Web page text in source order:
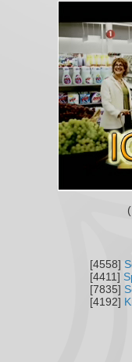
[4558]
[4411]
[7835]
[4192]